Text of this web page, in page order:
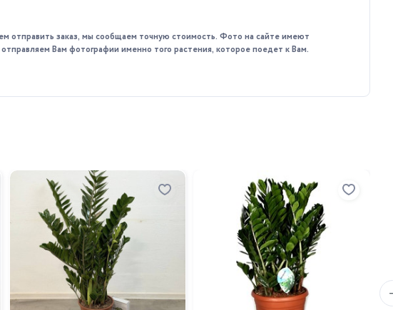
отправить заказ, мы сообщаем точную стоимость. Фото на сайте имеют
Вам фотографии именно того растения, которое поедет к Вам.